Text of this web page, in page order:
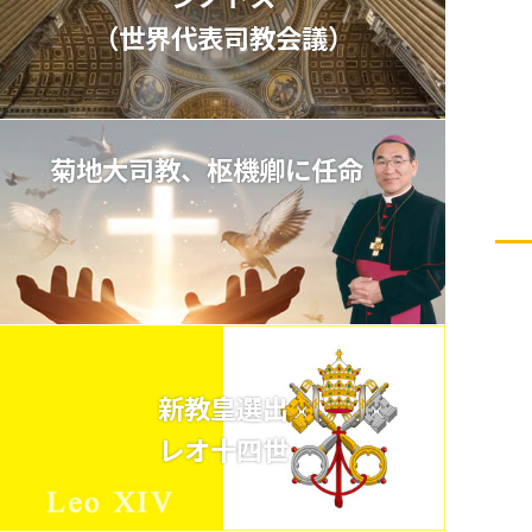
（世界代表司教会議）
菊地大司教、枢機卿に任命
新教皇選出
レオ十四世